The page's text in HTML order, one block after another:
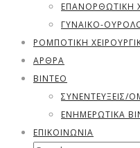
ΕΠΑΝΟΡΘΩΤΙΚΗ
ΓΥΝΑΙΚΟ-
ΡΟΜΠΟΤΙΚΗ
ΑΡΘΡΑ
ΒΊΝΤΕΟ
ΣΥΝΕΝΤΕΎΞΕΙΣ/
ΕΝΗΜΕΡΩΤΙΚΆ
ΕΠΙΚΟΙΝΩΝΙΑ